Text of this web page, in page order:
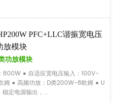
PFC+LLC谐振宽电压
放模块
功放模块
800W ● 自适应宽电压输入：100V-
● 高频功放：D类200W-8欧姆 ● U
定电源输出，...